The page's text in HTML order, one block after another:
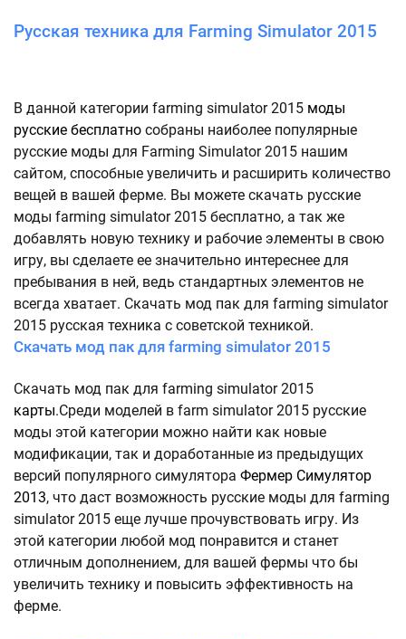
Русская техника для Farming Simulator 2015
В данной категории farming simulator 2015 моды
русские бесплатно собраны наиболее популярные
русские моды для Farming Simulator 2015 нашим
сайтом, способные увеличить и расширить количество
вещей в вашей ферме. Вы можете скачать русские
моды farming simulator 2015 бесплатно, а так же
добавлять новую технику и рабочие элементы в свою
игру, вы сделаете ее значительно интереснее для
пребывания в ней, ведь стандартных элементов не
всегда хватает. Скачать мод пак для farming simulator
2015 русская техника с советской техникой.
Скачать мод пак для farming simulator 2015
Скачать мод пак для farming simulator 2015
карты.Среди моделей в farm simulator 2015 русские
моды этой категории можно найти как новые
модификации, так и доработанные из предыдущих
версий популярного симулятора Фермер Симулятор
2013, что даст возможность русские моды для farming
simulator 2015 еще лучше прочувствовать игру. Из
этой категории любой мод понравится и станет
отличным дополнением, для вашей фермы что бы
увеличить технику и повысить эффективность на
ферме.